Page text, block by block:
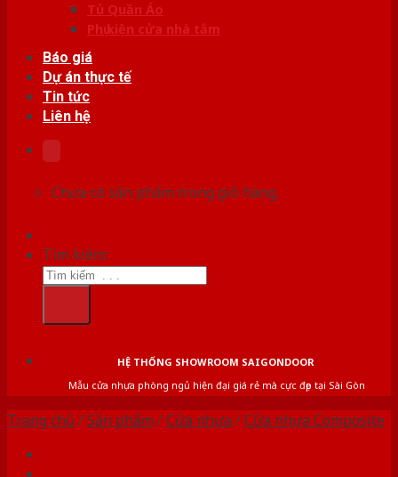
Tủ Quần Áo
Phụ kiện cửa nhà tắm
Báo giá
Dự án thực tế
Tin tức
Liên hệ
Chưa có sản phẩm trong giỏ hàng.
Tìm kiếm:
HỆ THỐNG SHOWROOM SAIGONDOOR
Mẫu cửa nhựa phòng ngủ hiện đại giá rẻ mà cực đẹp tại Sài Gòn
Trang chủ /Sản phẩm /Cửa nhựa /Cửa nhựa Composite